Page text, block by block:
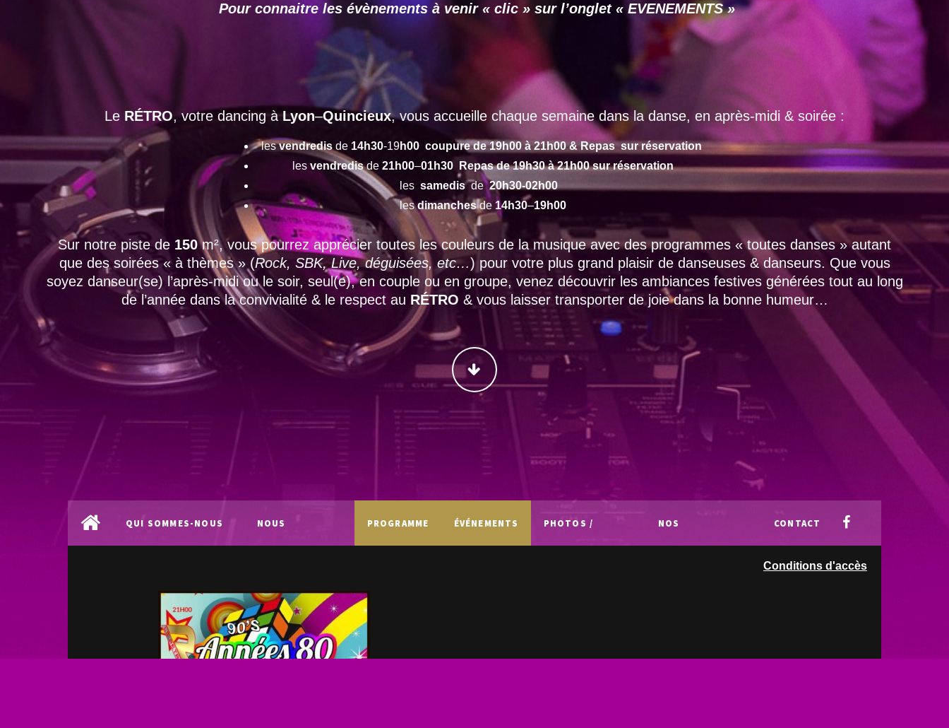
Pour connaitre les évènements à venir « clic » sur l’onglet « EVENEMENTS »
Le RÉTRO, votre dancing àLyon–Quincieux, vous accueille chaque semaine dans la danse, en après-midi & soirée :
lesvendredis de 14h30-19h00 coupure de 19h00 à 21h00 & Repas sur réservation
les vendredisde 21h00–01h30 Repas de 19h30 à 21h00 sur réservation
les samedisde20h30-02h00
lesdimanchesde 14h30–19h00
Sur notre piste de 150m², vous pourrez apprécier toutes les couleurs de la musique avec des programmes « toutes danses » autant
que des soirées « à thèmes » (Rock, SBK, Live, déguisées, etc…) pour votre plus grand plaisir de danseuses & danseurs. Que vous
soyez danseur(se) l’après-midi ou le soir, seul(e), en couple ou en groupe, venez découvrir les ambiances festives générées tout au long
de l’année dans la convivialité & le respect au RÉTRO & vous laisser transporter de joie dans la bonne humeur…
QUI SOMMES-NOUS NOUS PROGRAMME ÉVÉNEMENTS PHOTOS / NOS CONTACT
Conditions d'accès